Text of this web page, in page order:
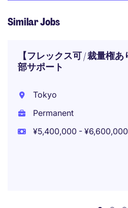
Similar Jobs
【フレックス可 / 裁量権
部サポート
Tokyo
Permanent
¥5,400,000 -